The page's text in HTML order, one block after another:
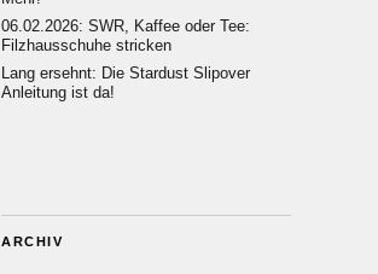
06.02.2026: SWR, Kaffee oder Tee:
Filzhausschuhe stricken
Lang ersehnt: Die Stardust Slipover
Anleitung ist da!
ARCHIV